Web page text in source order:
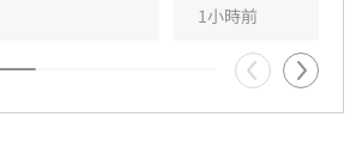
1小時前